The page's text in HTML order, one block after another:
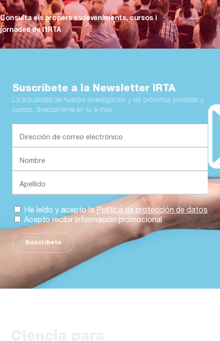
Consulta els propers esdeveniments, cursos i
jornades de l'IRTA
Suscríbete a la Newsletter IRTA
La actualidad de nuestra investigación y las próximas jornadas y
cursos, directamente en tu e-mail
He leído y acepto laPolítica de protección de datos
Acepto recibir información promocional
Suscríbete